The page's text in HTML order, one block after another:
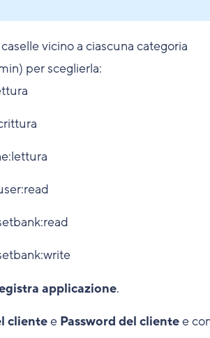
vicino a ciascuna categoria
per sceglierla:
applicazione.
clientee Password del clientee